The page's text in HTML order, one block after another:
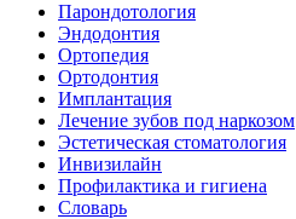
Парондотология
Эндодонтия
Ортопедия
Ортодонтия
Имплантация
Лечение зубов под наркозом
Эстетическая стоматология
Инвизилайн
Профилактика и гигиена
Словарь